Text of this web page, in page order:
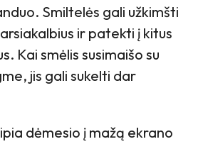
Smiltelės gali užkimšti
ir patekti į kitus
Kai smėlis susimaišo su
jis gali sukelti dar
dėmesio į mažą ekrano